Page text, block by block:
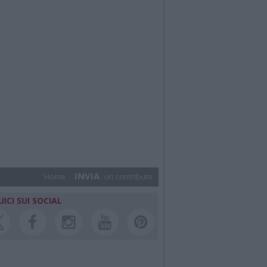
Home INVIA un contributo
SUI SOCIAL